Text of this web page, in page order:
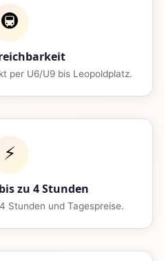
🚇
per U6/U9 bis Leopoldplatz.
⚡
zu 4 Stunden
Stunden und Tagespreise.